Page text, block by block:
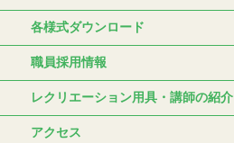
各様式ダウンロード
職員採用情報
レクリエーション用具・講師の紹介
アクセス